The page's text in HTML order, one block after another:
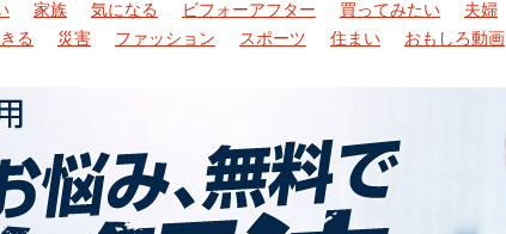
家族 気になる ビフォーアフター 買ってみたい 夫婦
る
災害 ファッション スポーツ 住まい おもしろ動画